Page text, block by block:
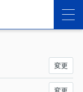
変更
変更